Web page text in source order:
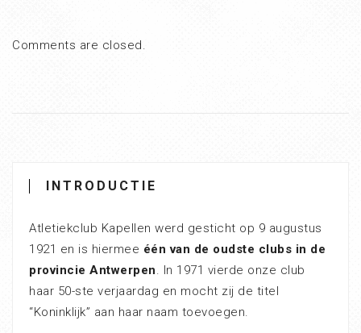
Comments are closed.
INTRODUCTIE
Atletiekclub Kapellen werd gesticht op 9 augustus
1921 en is hiermee één van de oudste clubs in de
provincie Antwerpen. In 1971 vierde onze club
haar 50-ste verjaardag en mocht zij de titel
“Koninklijk” aan haar naam toevoegen.